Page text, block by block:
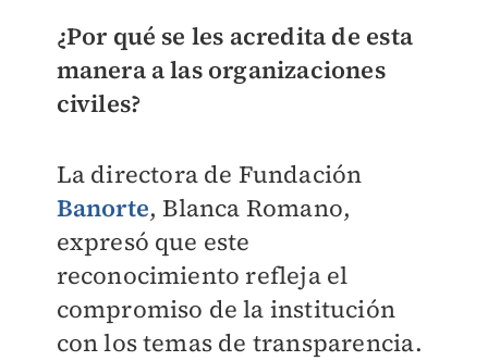
¿Por qué se les acredita de esta
manera a las organizaciones
civiles?
La directora de Fundación
Banorte, Blanca Romano,
expresó que este
reconocimiento refleja el
compromiso de la institución
con los temas de transparencia.